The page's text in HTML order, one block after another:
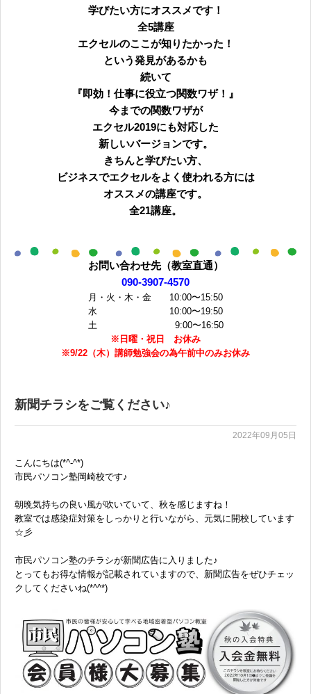
学びたい方にオススメです！
全5講座
エクセルのここが知りたかった！
という発見があるかも
続いて
『即効！仕事に役立つ関数ワザ！』
今までの関数ワザが
エクセル2019にも対応した
新しいバージョンです。
きちんと学びたい方、
ビジネスでエクセルをよく使われる方には
オススメの講座です。
全21講座。
お問い合わせ先（教室直通）
090-3907-4570
月・火・木・金 10:00〜15:50
水 10:00〜19:50
土 9:00〜16:50
※日曜・祝日 お休み
※9/22（木）講師勉強会の為午前中のみお休み
新聞チラシをご覧ください♪
2022年09月05日
こんにちは(*^-^*)
市民パソコン塾岡崎校です♪
朝晩気持ちの良い風が吹いていて、秋を感じますね！
教室では感染症対策をしっかりと行いながら、元気に開校しています
☆彡
市民パソコン塾のチラシが新聞広告に入りました♪
とってもお得な情報が記載されていますので、 新聞広告をぜひチェッ
クしてくださいね(*^^*)